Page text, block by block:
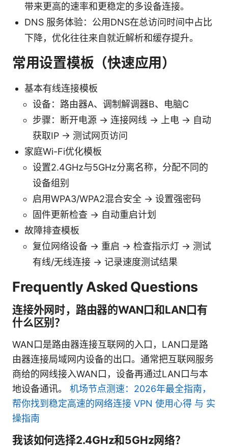
带来更高的速率和更稳定的多设备连接。
DNS 服务体验：公用DNS在总访问时间中占比
下降，优化往往来自就近解析和缓存提升。
常用设置模板（快速应用）
基本有线连接模板
设备：路由器A、调制解调器B、电脑C
步骤：断开电源 -> 连接网线 -> 上电 -> 自动
获取IP -> 测试网页访问
家庭Wi-Fi优化模板
设置2.4GHz与5GHz分离名称，分配不同的
设备组别
启用WPA3/WPA2混合安全 -> 设置强密码
固件更新检查 -> 自动重启计划
故障排查模板
复位网络设备 -> 重启 -> 检查指示灯 -> 测试
有线/无线连接 -> 记录速度测试结果
Frequently Asked Questions
连接外网时，路由器的WAN口和LAN口有
什么区别？
WAN口是路由器连接互联网的入口，LAN口是路
由器连接局域网内设备的出口。通常把互联网服务
商给的网线接入WAN口，设备再通过LAN口与本
地设备通讯。 机场节点测速：2026年最全指南，
帮你找到稳定高速的网络连接 VPN 使用心得 与 实
操指南
我该如何选择2.4GHz和5GHz网络？